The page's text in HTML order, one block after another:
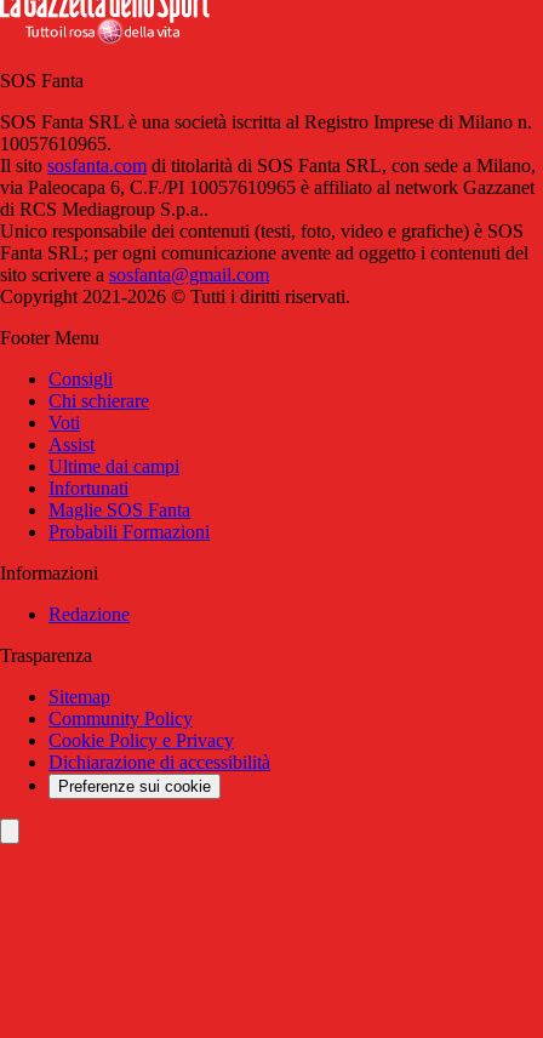
SOS Fanta
SOS Fanta SRL è una società iscritta al Registro Imprese di Milano n.
10057610965.
Il sito sosfanta.com di titolarità di SOS Fanta SRL, con sede a Milano,
via Paleocapa 6, C.F./PI 10057610965 è affiliato al network Gazzanet
di RCS Mediagroup S.p.a..
Unico responsabile dei contenuti (testi, foto, video e grafiche) è SOS
Fanta SRL; per ogni comunicazione avente ad oggetto i contenuti del
sito scrivere a sosfanta@gmail.com
Copyright 2021-2026 © Tutti i diritti riservati.
Footer Menu
Consigli
Chi schierare
Voti
Assist
Ultime dai campi
Infortunati
Maglie SOS Fanta
Probabili Formazioni
Informazioni
Redazione
Trasparenza
Sitemap
Community Policy
Cookie Policy e Privacy
Dichiarazione di accessibilità
Preferenze sui cookie